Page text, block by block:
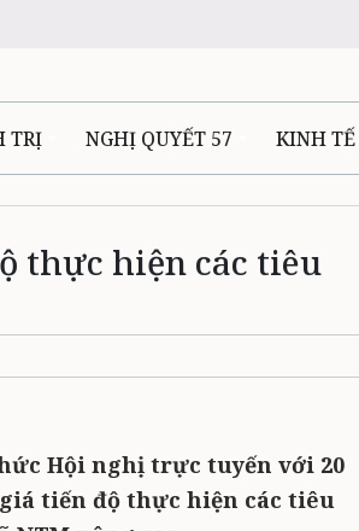
TRỊ NGHỊ QUYẾT 57 KINH TẾ
thực hiện các tiêu
Hội nghị trực tuyến với 20
tiến độ thực hiện các tiêu